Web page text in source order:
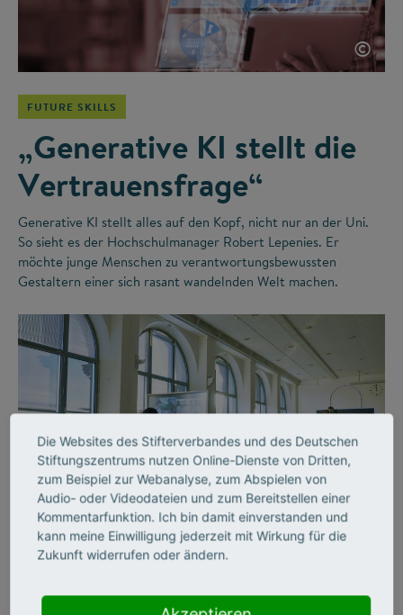
©
FUTURE SKILLS
„Generative KI stellt die
Vertrauensfrage“
Generative KI stellt alles auf den Kopf, nicht nur an der Uni.
So sieht es der Hochschulmanager Robert Lepenies. Er
möchte junge Menschen zu verantwortungsbewussten
Gestaltern einer sich rasant wandelnden Welt machen.
FUTURE SKILLS LERNORTE
Raumlabore –
Die Websites des Stifterverbandes und des Deutschen
Stiftungszentrums nutzen Online-Dienste von Dritten,
zum Beispiel zur Webanalyse, zum Abspielen von
Audio- oder Videodateien und zum Bereitstellen einer
Kommentarfunktion. Ich bin damit einverstanden und
kann meine Einwilligung jederzeit mit Wirkung für die
Zukunft widerrufen oder ändern.